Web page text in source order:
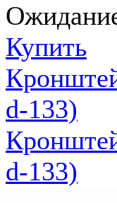
Купить
d-133)
d-133)